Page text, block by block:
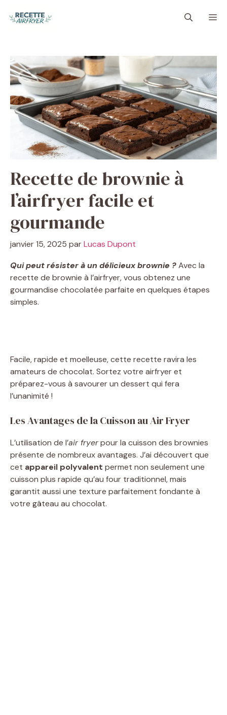
Recette de brownie à
l’airfryer facile et
gourmande
janvier 15, 2025 parLucas Dupont
Qui peut résister à un délicieux brownie ?Avec la
recette de brownie à l’airfryer, vous obtenez une
gourmandise chocolatée parfaite en quelques étapes
simples.
Facile, rapide et moelleuse, cette recette ravira les
amateurs de chocolat. Sortez votre airfryer et
préparez-vous à savourer un dessert qui fera
l’unanimité !
Les Avantages de la Cuisson au Air Fryer
L’utilisation de l’air fryerpour la cuisson des brownies
présente de nombreux avantages. J’ai découvert que
cet appareil polyvalent permet non seulement une
cuisson plus rapide qu’au four traditionnel, mais
garantit aussi une texture parfaitement fondante à
votre gâteau au chocolat.